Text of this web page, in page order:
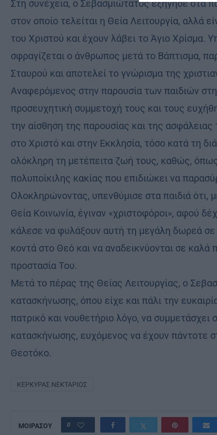
Στη συνέχεια, ο Σεβασμιώτατος εξήγησε στα
στον οποίο τελείται η Θεία Λειτουργία, αλλά
του Χριστού και έχουν λάβει το Άγιο Χρίσμα.
σφραγίζεται ο άνθρωπος μετά το Βάπτισμα,
Σταυρού και αποτελεί το γνώρισμα της
Αναφερόμενος στην παρουσία των παιδιών
προσευχητική συμμετοχή τους και τους
την αίσθηση της παρουσίας και της
στο Χριστό και στην Εκκλησία, τόσο κατά τη
ολόκληρη τη μετέπειτα ζωή τους, καθώς,
πολυποίκιλης κακίας που επιδιώκει να
Ολοκληρώνοντας, υπενθύμισε στα παιδιά ότι,
Θεία Κοινωνία, έγιναν «χριστοφόροι», αφού
κάλεσε να φυλάξουν αυτή τη μεγάλη δωρεά
κοντά στο Θεό και να αναδεικνύονται σε καλά
προστασία Του.
Μετά το πέρας της Θείας Λειτουργίας, ο
κατασκήνωσης, όπου είχε και πάλι την
πατρικό και νουθετήριο λόγο, να συμμετάσχει
κατασκήνωσης, ευχόμενος να έχουν πάντοτε
Θεοτόκο.
ΚΕΡΚΎΡΑΣ ΝΕΚΤΆΡΙΟΣ
ΜΟΙΡΑΣΟΥ 0